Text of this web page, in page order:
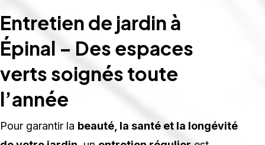
Entretien de jardin à
Épinal – Des espaces
verts soignés toute
l’année
Pour garantir la beauté, la santé et la longévité